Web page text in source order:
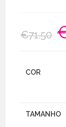
€71.50
O
COR
TAMANHO